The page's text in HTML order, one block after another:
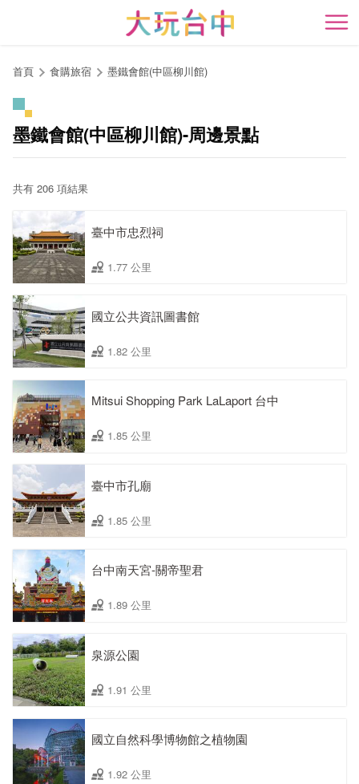
開
首頁 食購旅宿 墨鐵會館(中區柳川館)
墨鐵會館(中區柳川館)-周邊景點
共有 206 項結果
臺中市忠烈祠
1.77 公里
國立公共資訊圖書館
1.82 公里
Mitsui Shopping Park LaLaport 台中
1.85 公里
臺中市孔廟
1.85 公里
台中南天宮-關帝聖君
1.89 公里
泉源公園
1.91 公里
國立自然科學博物館之植物園
1.92 公里